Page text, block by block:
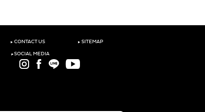
‣ CONTACT US
‣SOCIAL MEDIA
‣ SITEMAP